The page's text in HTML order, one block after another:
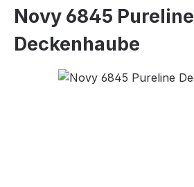
Novy 6845 Pureline
Deckenhaube
Bildergalerie überspringen